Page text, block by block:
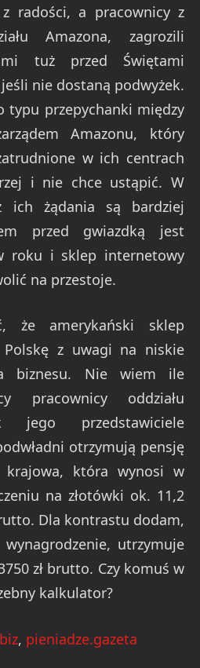
radości, a pracownicy z
Amazona, zagrozili
tuż przed Świętami
nie dostaną podwyżek.
typu przepychanki między
Amazonu, który
w ich centrach
i nie chce ustąpić. W
ich żądania są bardziej
przed gwiazdką jest
roku i sklep internetowy
na przestoje.
że amerykański sklep
Polskę z uwagi na niskie
biznesu. Nie wiem ile
pracownicy oddziału
jego przedstawiciele
otrzymują pensję
krajowa, która wynosi w
na złotówki ok. 11,2
Dla kontrastu dodam,
utrzymuje
zł brutto. Czy komuś w
kalkulator?
, pieniadze.gazeta